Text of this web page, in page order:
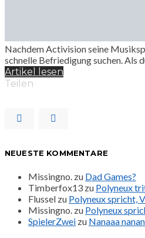
Nachdem Activision seine
schnelle Befriedigung suchen. Als
Artikel lesen
Teilen
NEUESTE KOMMENTARE
Missingno. zu Dad Games?
Timberfox13 zu Polyneux
Flussel zu Polyneux spricht,
Missingno. zu Polyneux
SpielerZwei zu Nanaaa